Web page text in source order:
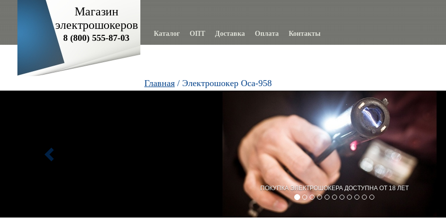
Магазин
электрошокеров
8 (800) 555-87-03 Каталог ОПТ Доставка Оплата Контакты
Главная / Электрошокер Оса-958
ПОКУПКА ЭЛЕКТРОШОКЕРА ДОСТУПНА ОТ 18 ЛЕТ